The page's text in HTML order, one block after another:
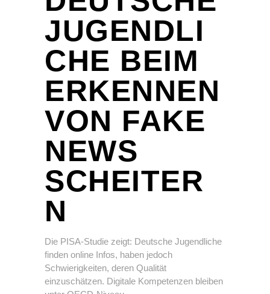
JUGENDLI
CHE BEIM
ERKENNEN
VON FAKE
NEWS
SCHEITER
N
Die PISA-Studie zeigt: Deutsche Jugendliche
finden online Infos, haben jedoch
Schwierigkeiten, deren Qualität
einzuschätzen. Digitale Kompetenzen bleiben